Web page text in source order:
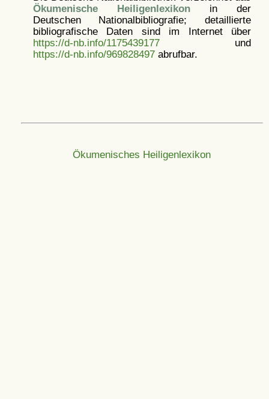
Ökumenische Heiligenlexikonin der
Deutschen Nationalbibliografie; detaillierte
bibliografische Daten sind im Internet über
https://d-nb.info/1175439177und
https://d-nb.info/969828497abrufbar.
Ökumenisches Heiligenlexikon